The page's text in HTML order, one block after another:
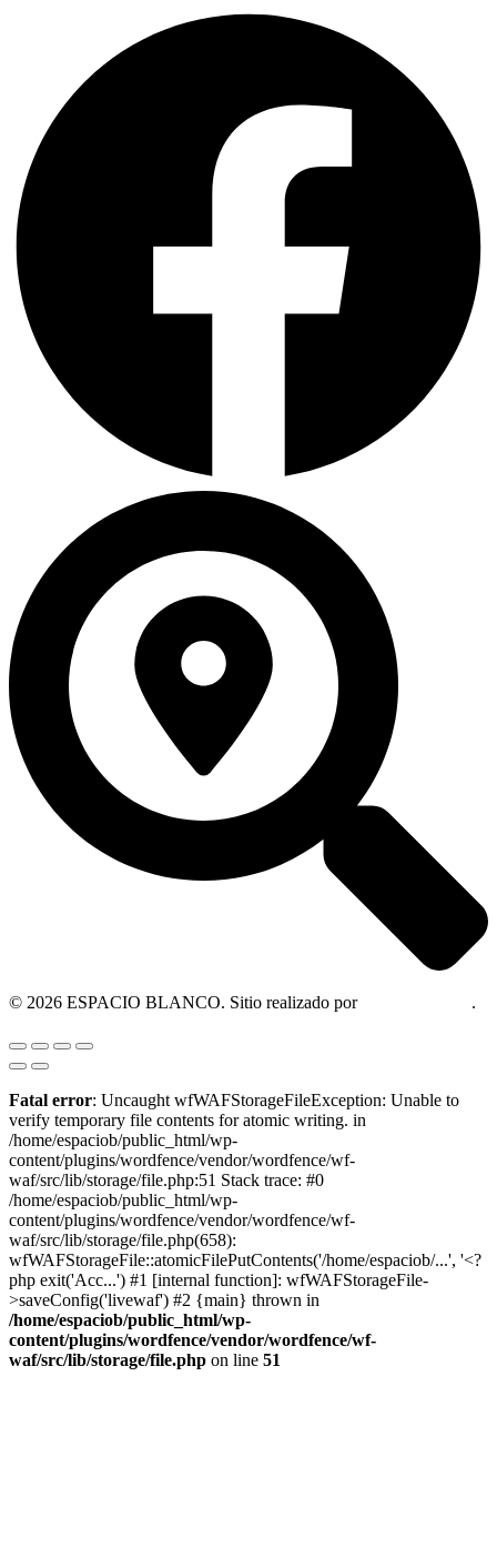
© 2026 ESPACIO BLANCO. Sitio realizado por .
Fatal error: Uncaught wfWAFStorageFileException: Unable to
verify temporary file contents for atomic writing. in
/home/espaciob/public_html/wp-
content/plugins/wordfence/vendor/wordfence/wf-
waf/src/lib/storage/file.php:51 Stack trace: #0
/home/espaciob/public_html/wp-
content/plugins/wordfence/vendor/wordfence/wf-
waf/src/lib/storage/file.php(658):
wfWAFStorageFile::atomicFilePutContents('/home/espaciob/...', '<?
php exit('Acc...') #1 [internal function]: wfWAFStorageFile-
>saveConfig('livewaf') #2 {main} thrown in
/home/espaciob/public_html/wp-
content/plugins/wordfence/vendor/wordfence/wf-
waf/src/lib/storage/file.php on line 51